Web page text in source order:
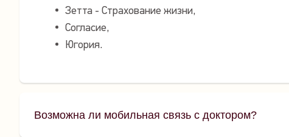
Зетта - Страхование жизни,
Согласие,
Югория.
Возможна ли мобильная связь с доктором?